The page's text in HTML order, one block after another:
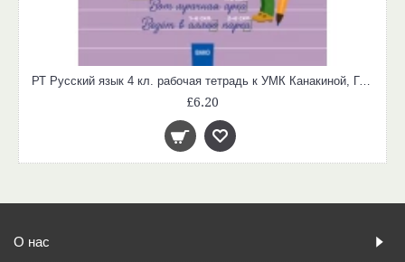
РТ Русский язык 4 кл. рабочая тетрадь к УМК Канакиной, Горецкого (Школа России).
£6.20
О нас